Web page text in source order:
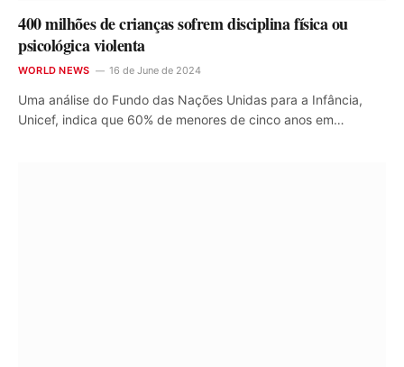
400 milhões de crianças sofrem disciplina física ou
psicológica violenta
WORLD NEWS 16 de June de 2024
Uma análise do Fundo das Nações Unidas para a Infância,
Unicef, indica que 60% de menores de cinco anos em…